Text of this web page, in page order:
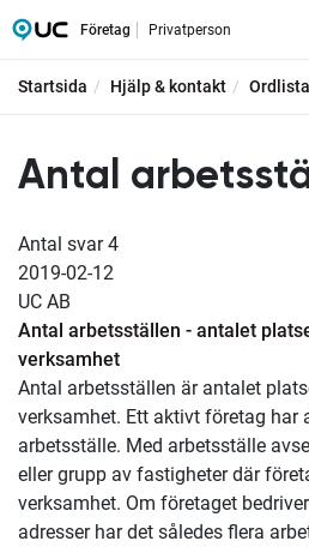
Företag Privatperson
Startsida Hjälp & kontakt Ordlista
Antal
Antal svar4
2019-02-12
UC AB
Antal arbetsställen - antalet
verksamhet
Antal arbetsställen är antalet
verksamhet. Ett aktivt företag har
arbetsställe. Med arbetsställe
eller grupp av fastigheter där
verksamhet. Om företaget
adresser har det således flera